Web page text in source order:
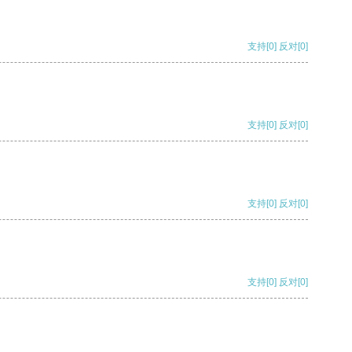
支持[0] 反对[0]
支持[0] 反对[0]
支持[0] 反对[0]
支持[0] 反对[0]